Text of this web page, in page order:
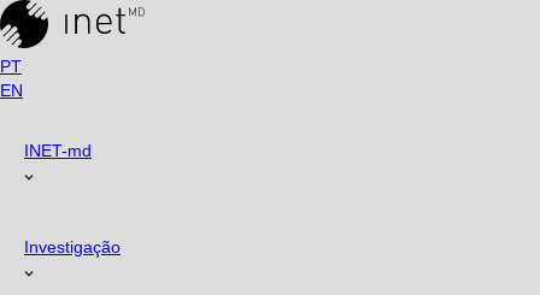
PT
EN
INET-md
Investigação